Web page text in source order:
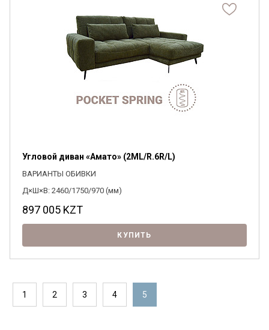
Угловой диван «Амато» (2ML/R.6R/L)
ВАРИАНТЫ ОБИВКИ
Д×Ш×В: 2460/1750/970 (мм)
897 005 KZT
КУПИТЬ
1 2 3 4 5